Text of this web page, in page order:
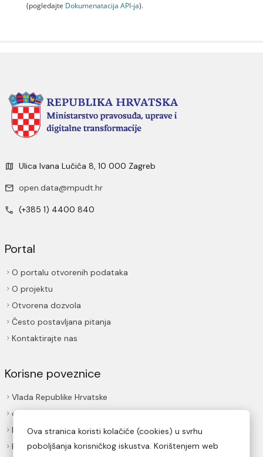
(pogledajte Dokumenаtаcijа API-jа).